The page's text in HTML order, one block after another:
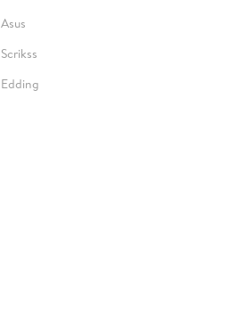
Asus
Scrikss
Edding